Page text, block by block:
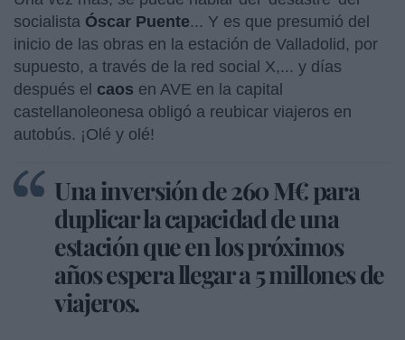
socialista Óscar Puente... Y es que presumió del
inicio de las obras en la estación de Valladolid, por
supuesto, a través de la red social X,... y días
después el caos en AVE en la capital
castellanoleonesa obligó a reubicar viajeros en
autobús. ¡Olé y olé!
Una inversión de 260 M€ para
duplicar la capacidad de una
estación que en los próximos
años espera llegar a 5 millones de
viajeros.